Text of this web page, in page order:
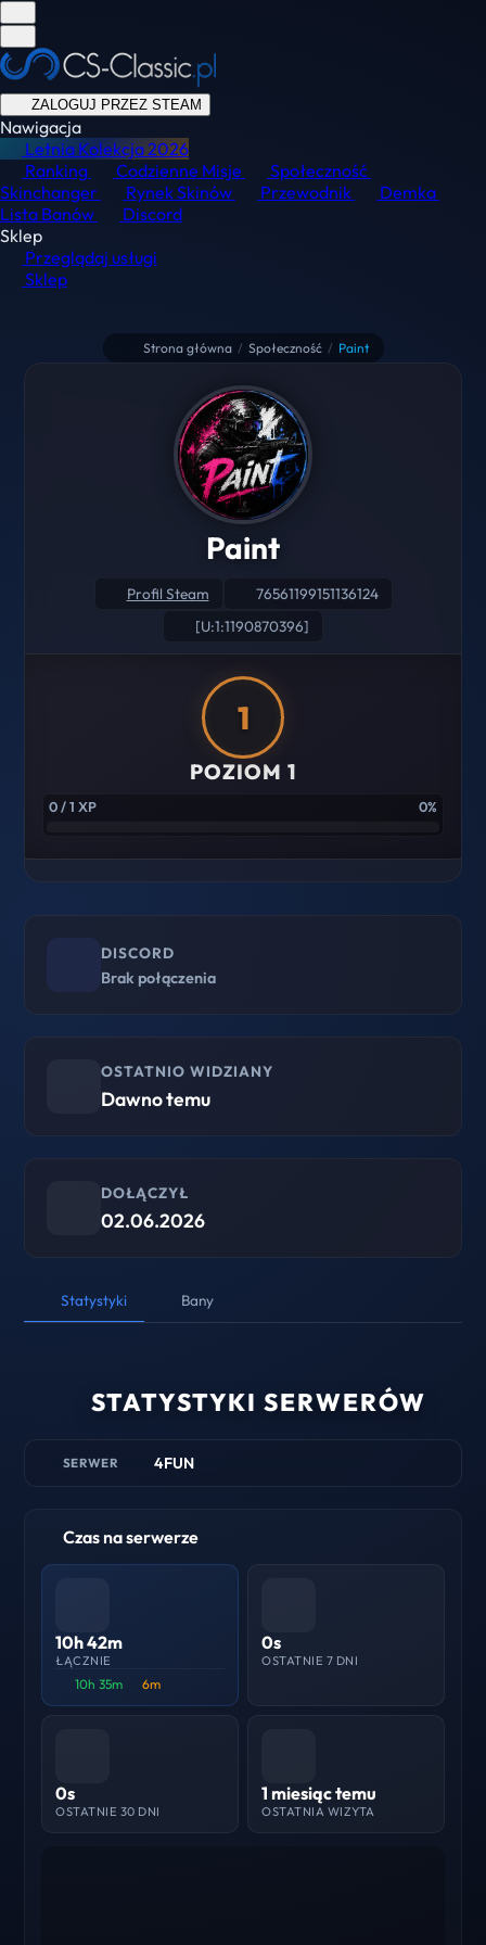
ZALOGUJ PRZEZ STEAM
Nawigacja
Letnia Kolekcja2026
Ranking
Codzienne Misje
Społeczność
Skinchanger
Rynek Skinów Przewodnik
Demka
Lista Banów
Discord
Sklep
Przeglądaj usługi
Sklep
Strona główna / Społeczność / Paint
Paint
Profil Steam
76561199151136124
[U:1:1190870396]
1
POZIOM 1
0 / 1 XP 0%
DISCORD
Brak połączenia
OSTATNIO WIDZIANY
Dawno temu
DOŁĄCZYŁ
02.06.2026
Statystyki Bany
STATYSTYKI SERWERÓW
SERWER 4FUN
Czas na serwerze
10h 42m
ŁĄCZNIE
10h 35m 6m
0s
OSTATNIE 7 DNI
0s
OSTATNIE 30 DNI
1 miesiąc temu
OSTATNIA WIZYTA